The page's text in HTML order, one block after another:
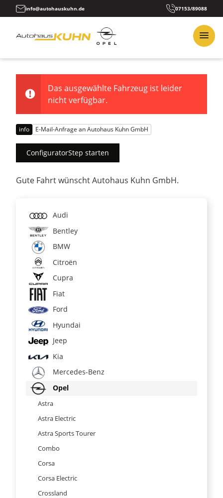
info@autohauskuhn.de 07153/89088
Das ausgewählte Fahrzeug ist leider
nicht verfügbar.
info E-Mail-Anfrage an Autohaus Kuhn GmbH
ConfiguratorStep starten
Gute Fahrt wünscht Autohaus Kuhn GmbH.
Audi
Bentley
BMW
Citroën
Cupra
Fiat
Ford
Hyundai
Jeep
Kia
Mercedes-Benz
Opel
Astra
Astra Electric
Astra Sports Tourer
Combo
Corsa
Corsa Electric
Crossland